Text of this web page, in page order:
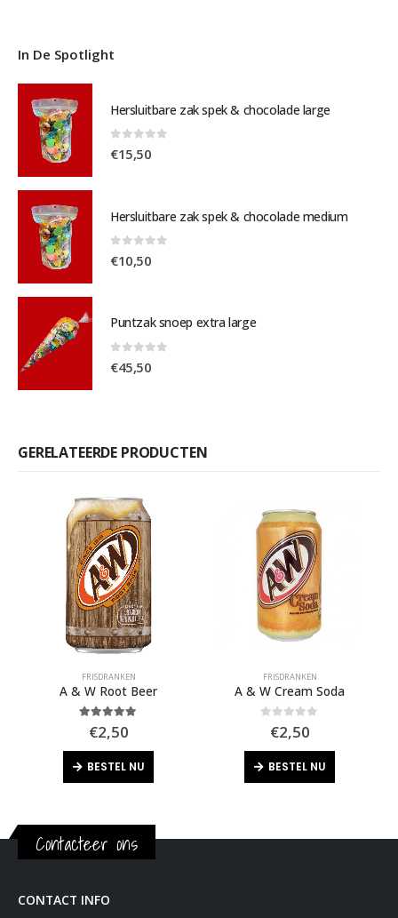
In De Spotlight
Hersluitbare zak spek & chocolade large
0out of 5
€15,50
Hersluitbare zak spek & chocolade medium
0out of 5
€10,50
Puntzak snoep extra large
0out of 5
€45,50
GERELATEERDE PRODUCTEN
FRISDRANKEN
A & W Root Beer
5.00out of 5
€2,50
BESTEL NU
FRISDRANKEN
A & W Cream Soda
out of 5
€2,50
BESTEL NU
Contacteer ons
CONTACT INFO